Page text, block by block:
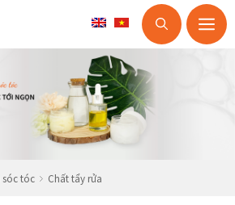
sóc tóc Chất tẩy rửa